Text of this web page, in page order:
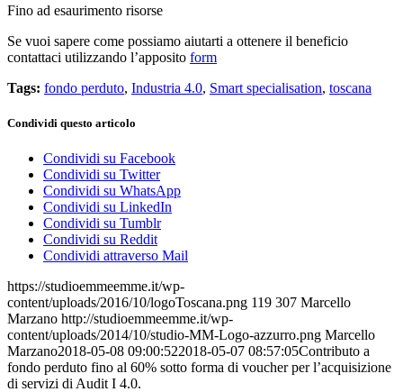
Fino ad esaurimento risorse
Se vuoi sapere come possiamo aiutarti a ottenere il beneficio
contattaci utilizzando l’apposito form
Tags: fondo perduto, Industria 4.0, Smart specialisation, toscana
Condividi questo articolo
Condividi su Facebook
Condividi su Twitter
Condividi su WhatsApp
Condividi su LinkedIn
Condividi su Tumblr
Condividi su Reddit
Condividi attraverso Mail
https://studioemmeemme.it/wp-
content/uploads/2016/10/logoToscana.png 119 307 Marcello
Marzano http://studioemmeemme.it/wp-
content/uploads/2014/10/studio-MM-Logo-azzurro.png Marcello
Marzano2018-05-08 09:00:522018-05-07 08:57:05Contributo a
fondo perduto fino al 60% sotto forma di voucher per l’acquisizione
di servizi di Audit I 4.0.